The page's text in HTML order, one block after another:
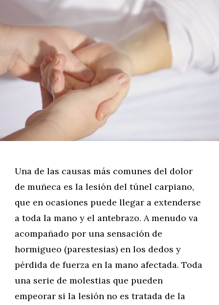
Una de las causas más comunes del dolor
de muñeca es la lesión del túnel carpiano,
que en ocasiones puede llegar a extenderse
a toda la mano y el antebrazo. A menudo va
acompañado por una sensación de
hormigueo (parestesias) en los dedos y
pérdida de fuerza en la mano afectada. Toda
una serie de molestias que pueden
empeorar si la lesión no es tratada de la